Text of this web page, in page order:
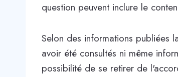
question peuvent inclure le
Selon des informations publiées
avoir été consultés ni même
possibilité de se retirer de